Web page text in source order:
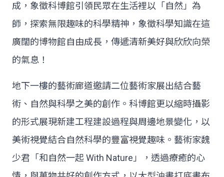
成，象徵科博館引領民眾在生活裡以「自然」為
師，探索無限趣味的科學精神，象徵科學知識在這
廣闊的博物館自由成長，傳遞清新美好與欣欣向榮
的氣息！
地下一樓的藝術廊道邀請二位藝術家展出結合藝
術、自然與科學之美的創作。科博館更以縮時攝影
的形式展現新建工程建設過程與周邊地景變化，以
美術視覺結合自然科學的豐富視覺趣味。藝術家魏
少君「和自然一起 With Nature」，透過療癒的心